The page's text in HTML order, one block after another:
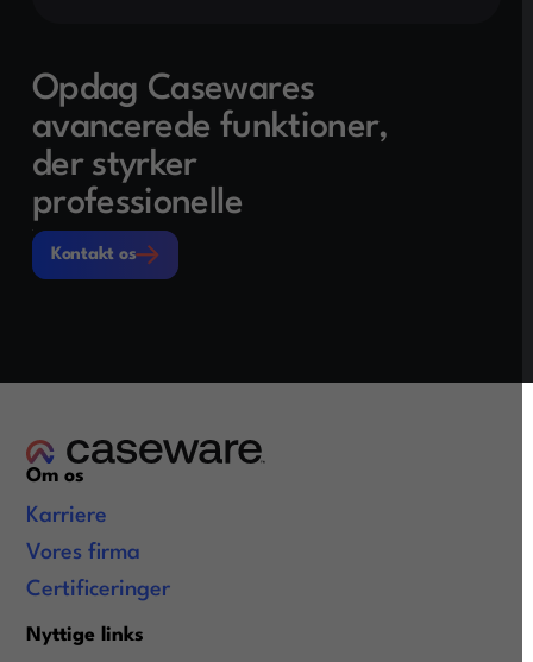
Opdag Casewares
avancerede funktioner,
der styrker
professionelle
Kontakt os
Kontakt os
Om os
Karriere
Vores firma
Certificeringer
Nyttige links